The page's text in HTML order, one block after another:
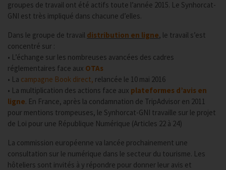
groupes de travail ont été actifs toute l’année 2015. Le Synhorcat-
GNI est très impliqué dans chacune d’elles.
Dans le groupe de travail distribution en ligne, le travail s’est
concentré sur :
• L’échange sur les nombreuses avancées des cadres
réglementaires face aux OTAs
• La campagne Book direct, relancée le 10 mai 2016
• La multiplication des actions face aux plateformes d’avis en
ligne. En France, après la condamnation de TripAdvisor en 2011
pour mentions trompeuses, le Synhorcat-GNI travaille sur le projet
de Loi pour une République Numérique (Articles 22 à 24)
La commission européenne va lancée prochainement une
consultation sur le numérique dans le secteur du tourisme. Les
hôteliers sont invités à y répondre pour donner leur avis et